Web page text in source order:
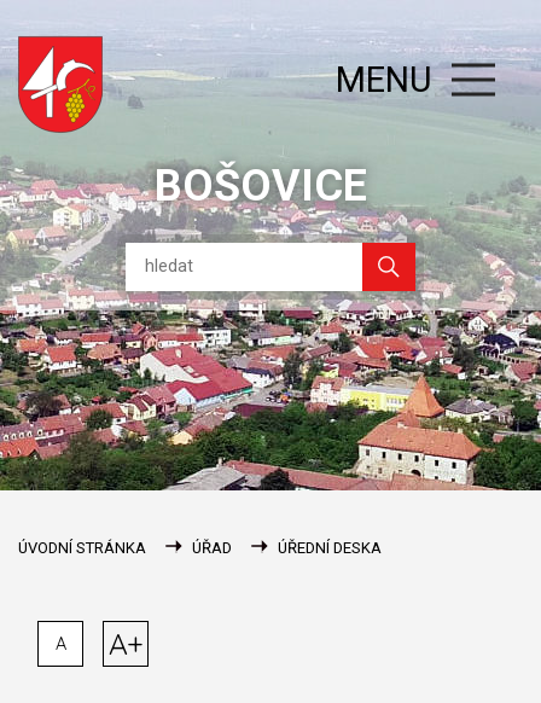
BOŠOVICE
MENU
ÚVODNÍ STRÁNKA ÚŘAD ÚŘEDNÍ DESKA
A A+